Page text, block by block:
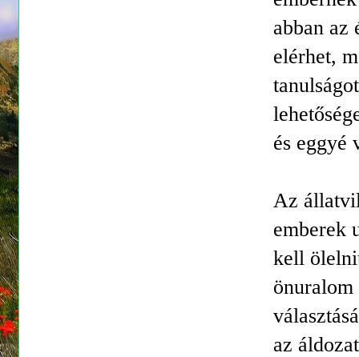
abban az
elérhet,
és eggyé
Az
emberek
kell
az